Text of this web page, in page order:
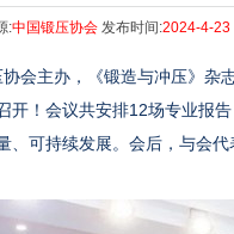
:中国锻压协会 发布时间:2024-4-23
会主办，《锻造与冲压》杂
开！会议共安排12场专业报
、可持续发展。会后，与会